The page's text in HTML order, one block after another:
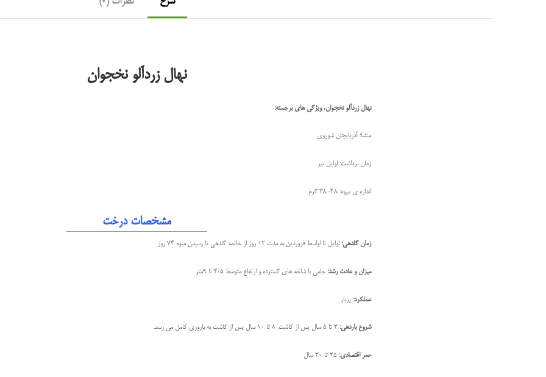
نهال زردآلو نخجوان
نهال زردآلو نخجوان، ویژگی های برجسته:
منشا: آذربایجان شوروی
زمان برداشت: اوایل تیر
اندازه ی میوه: 48-38 گرم
مشخصات درخت
زمان گلدهی: اوایل تا اواسط فروردین به مدت 12 روز از خاتمه گلدهی تا رسیدن میوه 74 روز
میزان و عادت رشد: جامی با شاخه های گسترده و ارتفاع متوسط 4/5 تا 9متر
عملکرد: پربار
شروع باردهی: 3 تا 5 سال پس از کاشت. 8 تا 10 سال پس از کاشت به باروری کامل می رسد.
عمر اقتصادی: 25 تا 30 سال